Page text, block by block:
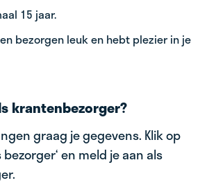
15 jaar.
bezorgen leuk en hebt plezier in je
krantenbezorger?
graag je gegevens. Klik op
en meld je aan als